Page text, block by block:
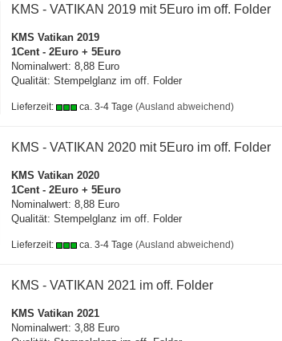
KMS - VATIKAN 2019 mit 5Euro im off. Folder
KMS Vatikan 2019
1Cent - 2Euro + 5Euro
Nominalwert: 8,88 Euro
Qualität: Stempelglanz im off. Folder
Lieferzeit: ca. 3-4 Tage (Ausland abweichend)
KMS - VATIKAN 2020 mit 5Euro im off. Folder
KMS Vatikan 2020
1Cent - 2Euro + 5Euro
Nominalwert: 8,88 Euro
Qualität: Stempelglanz im off. Folder
Lieferzeit: ca. 3-4 Tage (Ausland abweichend)
KMS - VATIKAN 2021 im off. Folder
KMS Vatikan 2021
Nominalwert: 3,88 Euro